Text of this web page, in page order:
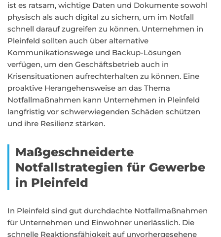
ist es ratsam, wichtige Daten und Dokumente sowohl
physisch als auch digital zu sichern, um im Notfall
schnell darauf zugreifen zu können. Unternehmen in
Pleinfeld sollten auch über alternative
Kommunikationswege und Backup-Lösungen
verfügen, um den Geschäftsbetrieb auch in
Krisensituationen aufrechterhalten zu können. Eine
proaktive Herangehensweise an das Thema
Notfallmaßnahmen kann Unternehmen in Pleinfeld
langfristig vor schwerwiegenden Schäden schützen
und ihre Resilienz stärken.
Maßgeschneiderte
Notfallstrategien für Gewerbe
in Pleinfeld
In Pleinfeld sind gut durchdachte Notfallmaßnahmen
für Unternehmen und Einwohner unerlässlich. Die
schnelle Reaktionsfähigkeit auf unvorhergesehene